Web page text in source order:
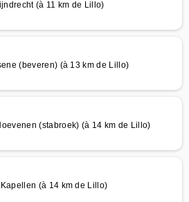
(à 11 km de Lillo)
(beveren) (à 13 km de Lillo)
(stabroek) (à 14 km de Lillo)
(à 14 km de Lillo)